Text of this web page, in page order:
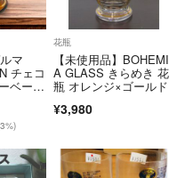
マ
チェコ
ベー
花瓶
【未使用品】BOHEMI
A GLASS きらめき 花
瓶 オレンジ×ゴールド
¥3,980